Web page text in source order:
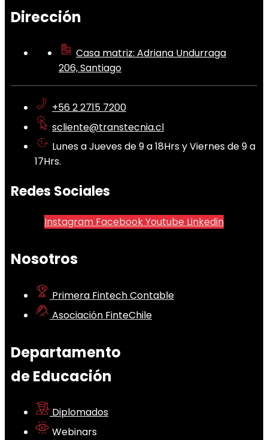
Dirección
Casa matriz: Adriana Undurraga
206, Santiago
+56 2 2715 7200
scliente@transtecnia.cl
Lunes a Jueves de 9 a 18Hrs y Viernes de 9 a
17Hrs.
Redes Sociales
Instagram FacebookYoutube Linkedin
Nosotros
Primera Fintech Contable
Asociación FinteChile
Departamento
de Educación
Diplomados
Webinars